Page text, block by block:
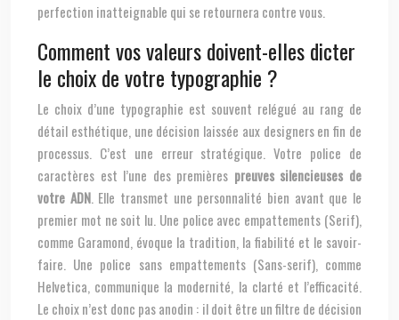
perfection inatteignable qui se retournera contre vous.
Comment vos valeurs doivent-elles dicter
le choix de votre typographie ?
Le choix d’une typographie est souvent relégué au rang de
détail esthétique, une décision laissée aux designers en fin de
processus. C’est une erreur stratégique. Votre police de
caractères est l’une des premières preuves silencieuses de
votre ADN. Elle transmet une personnalité bien avant que le
premier mot ne soit lu. Une police avec empattements (Serif),
comme Garamond, évoque la tradition, la fiabilité et le savoir-
faire. Une police sans empattements (Sans-serif), comme
Helvetica, communique la modernité, la clarté et l’efficacité.
Le choix n’est donc pas anodin : il doit être un filtre de décision